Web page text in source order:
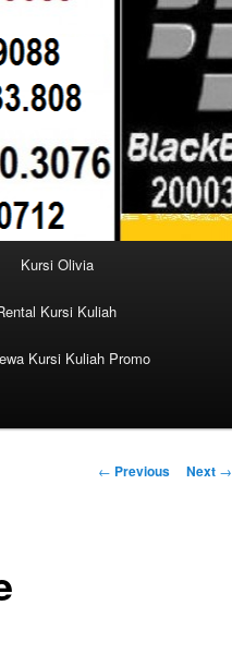
Kursi Olivia
Kursi Kuliah
Kursi Kuliah Promo
Post navigation
← Previous Next →